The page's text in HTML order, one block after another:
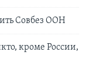
Совбез ООН
кроме России,